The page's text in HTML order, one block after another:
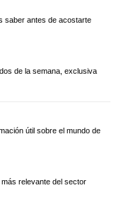
saber antes de acostarte
de la semana, exclusiva
útil sobre el mundo de
relevante del sector